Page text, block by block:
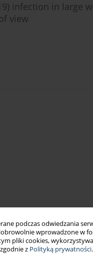
podczas odwiedzania
wprowadzone w
pliki cookies,
z Polityką prywatności
infection in large
view
i pomocy